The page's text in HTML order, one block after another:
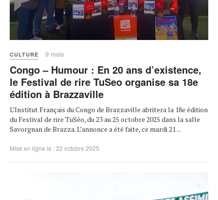
CULTURE 9 mois
Congo – Humour : En 20 ans d’existence,
le Festival de rire TuSeo organise sa 18e
édition à Brazzaville
L’Institut Français du Congo de Brazzaville abritera la 18e édition
du Festival de rire TuSéo, du 23 au 25 octobre 2025 dans la salle
Savorgnan de Brazza. L’annonce a été faite, ce mardi 21 ...
Mise en ligne le : 22 octobre 2025